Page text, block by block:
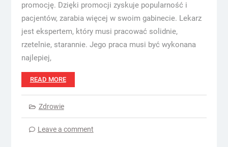
promocję. Dzięki promocji zyskuje popularność i
pacjentów, zarabia więcej w swoim gabinecie. Lekarz
jest ekspertem, który musi pracować solidnie,
rzetelnie, starannie. Jego praca musi być wykonana
najlepiej,
READ MORE
Zdrowie
Leave a comment